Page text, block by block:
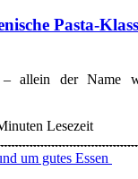
Pasta-
– allein der Name
Lesezeit